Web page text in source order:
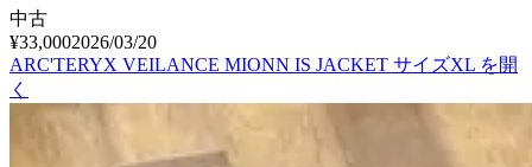
中古
¥33,0002026/03/20
ARC'TERYX VEILANCE MIONN IS JACKET サイズXL を開
く